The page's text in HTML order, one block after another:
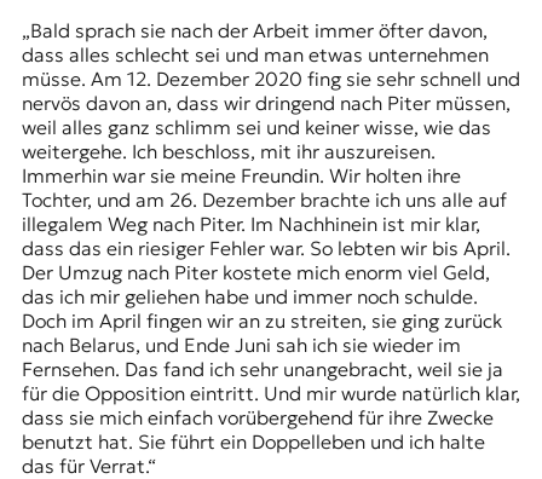
„Bald sprach sie nach der Arbeit immer öfter davon,
dass alles schlecht sei und man etwas unternehmen
müsse. Am 12. Dezember 2020 fing sie sehr schnell und
nervös davon an, dass wir dringend nach Piter müssen,
weil alles ganz schlimm sei und keiner wisse, wie das
weitergehe. Ich beschloss, mit ihr auszureisen.
Immerhin war sie meine Freundin. Wir holten ihre
Tochter, und am 26. Dezember brachte ich uns alle auf
illegalem Weg nach Piter. Im Nachhinein ist mir klar,
dass das ein riesiger Fehler war. So lebten wir bis April.
Der Umzug nach Piter kostete mich enorm viel Geld,
das ich mir geliehen habe und immer noch schulde.
Doch im April fingen wir an zu streiten, sie ging zurück
nach Belarus, und Ende Juni sah ich sie wieder im
Fernsehen. Das fand ich sehr unangebracht, weil sie ja
für die Opposition eintritt. Und mir wurde natürlich klar,
dass sie mich einfach vorübergehend für ihre Zwecke
benutzt hat. Sie führt ein Doppelleben und ich halte
das für Verrat.“